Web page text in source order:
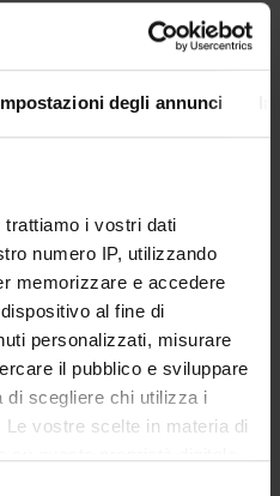
degli annunci
trattiamo i vostri dati
numero IP, utilizzando
memorizzare e accedere
al fine di
personalizzati, misurare
il pubblico e sviluppare
di scegliere chi utilizza i
vostre scelte in materia di
Minimi (OFA)